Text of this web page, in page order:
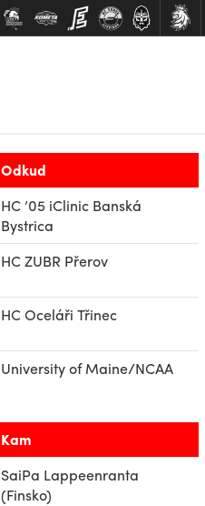
Odkud
HC ’05 iClinic Banská
Bystrica
HC ZUBR Přerov
HC Oceláři Třinec
University of Maine/NCAA
Kam
SaiPa Lappeenranta
(Finsko)